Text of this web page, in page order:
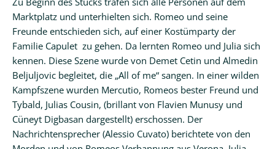
Marktplatz und unterhielten sich. Romeo und seine
Freunde entschieden sich, auf einer Kostümparty der
Familie Capulet zu gehen. Da lernten Romeo und Julia sich
kennen. Diese Szene wurde von Demet Cetin und Almedin
Beljuljovic begleitet, die „All of me“ sangen. In einer wilden
Kampfszene wurden Mercutio, Romeos bester Freund und
Tybald, Julias Cousin, (brillant von Flavien Munusy und
Cüneyt Digbasan dargestellt) erschossen. Der
Nachrichtensprecher (Alessio Cuvato) berichtete von den